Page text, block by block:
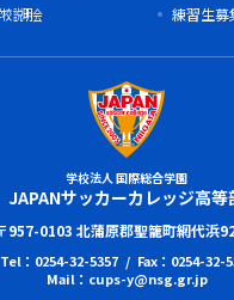
校説明会
練習生募
学校法人 国際総合学園
JAPANサッカーカレッジ高等
957-0103 北蒲原郡聖籠町網代浜
Tel：0254-32-5357 / Fax：0254-32-
Mail：cups-y@nsg.gr.jp